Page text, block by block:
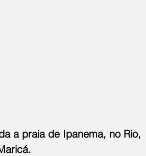
a praia de Ipanema, no Rio,